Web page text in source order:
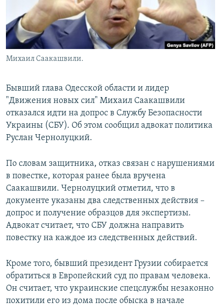
Михаил Саакашвили.
Бывший глава Одесской области и лидер
"Движения новых сил" Михаил Саакашвили
отказался идти на допрос в Службу Безопасности
Украины (СБУ). Об этом сообщил адвокат политика
Руслан Чернолуцкий.
По словам защитника, отказ связан с нарушениями
в повестке, которая ранее была вручена
Саакашвили. Чернолуцкий отметил, что в
документе указаны два следственных действия –
допрос и получение образцов для экспертизы.
Адвокат считает, что СБУ должна направить
повестку на каждое из следственных действий.
Кроме того, бывший президент Грузии собирается
обратиться в Европейский суд по правам человека.
Он считает, что украинские спецслужбы незаконно
похитили его из дома после обыска в начале